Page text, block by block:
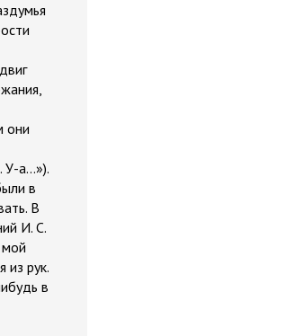
они
а...»).
в
В
И. С.
из рук.
в